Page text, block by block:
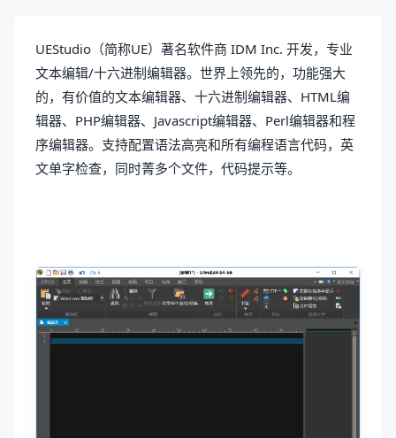
UEStudio（简称UE）著名软件商 IDM Inc. 开发，专业
文本编辑/十六进制编辑器。世界上领先的，功能强大
的，有价值的文本编辑器、十六进制编辑器、HTML编
辑器、PHP编辑器、Javascript编辑器、Perl编辑器和程
序编辑器。支持配置语法高亮和所有编程语言代码，英
文单字检查，同时菁多个文件，代码提示等。